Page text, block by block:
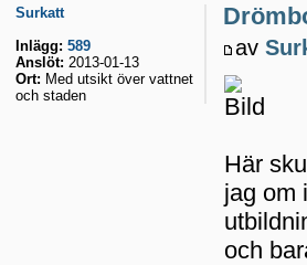
av
Här
jag om
och
Surkatt
Inlägg: 589
Anslöt: 2013-01-13
Ort: Med utsikt över vattnet
och staden